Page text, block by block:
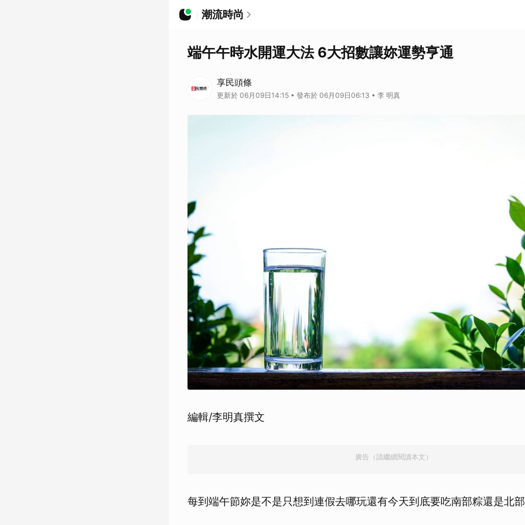
潮流時尚
端午午時水開運大法 6大招數讓妳運勢亨通
享民頭條
更新於 06月09日14:15 • 發布於 06月09日06:13 • 李 明真
編輯/李明真撰文
廣告（請繼續閱讀本文）
每到端午節妳是不是只想到連假去哪玩還有今天到底要吃南部粽還是北